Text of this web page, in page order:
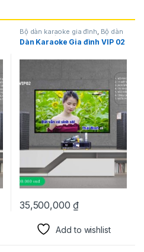
Bộ dàn karaoke gia đình Bộ dàn
karaoke siêu hot
Dàn Karaoke Gia đình VIP 02
35,500,000₫
Add to wishlist